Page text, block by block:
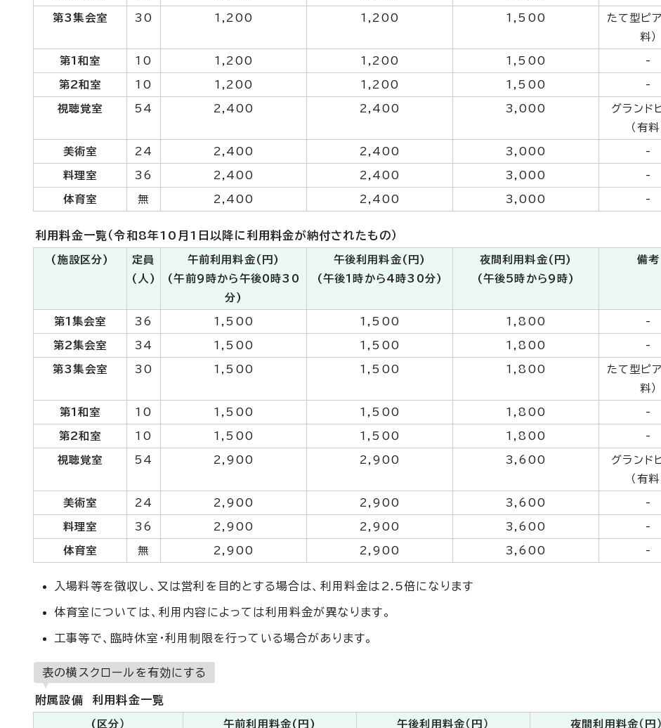
第3集会室 30 1,200 1,200 1,500
たて型ピ
料）
第1和室 10 1,200 1,200 1,500 -
第2和室 10 1,200 1,200 1,500 -
視聴覚室 54 2,400 2,400 3,000
グランド
（有料
美術室 24 2,400 2,400 3,000 -
料理室 36 2,400 2,400 3,000 -
体育室 無 2,400 2,400 3,000 -
利用料金一覧（令和8年10月1日以降に利用料金が納付されたもの）
(施設区分)
定員
(人)
午前利用料金(円)
(午前9時から午後0時30
分)
午後利用料金(円)
(午後1時から4時30分)
夜間利用料金(円)
(午後5時から9時)
備考
第1集会室 36 1,500 1,500 1,800 -
第2集会室 34 1,500 1,500 1,800 -
第3集会室 30 1,500 1,500 1,800
たて型ピ
料）
第1和室 10 1,500 1,500 1,800 -
第2和室 10 1,500 1,500 1,800 -
視聴覚室 54 2,900 2,900 3,600
グランド
（有料
美術室 24 2,900 2,900 3,600 -
料理室 36 2,900 2,900 3,600 -
体育室 無 2,900 2,900 3,600 -
入場料等を徴収し、又は営利を目的とする場合は、利用料金は2.5倍になります
体育室については、利用内容によっては利用料金が異なります。
工事等で、臨時休室・利用制限を行っている場合があります。
表の横スクロールを有効にする
附属設備 利用料金一覧
(区分）
午前利用料金(円)
午後利用料金（円）
夜間利用料金（円）